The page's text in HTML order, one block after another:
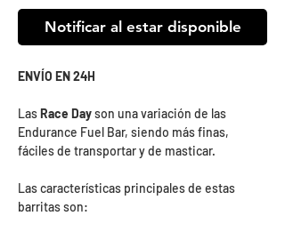
Notificar al estar disponible
ENVÍO EN 24H
LasRace Dayson una variación de las
Endurance Fuel Bar, siendo más finas,
fáciles de transportar y de masticar.
Las características principales de estas
barritas son: